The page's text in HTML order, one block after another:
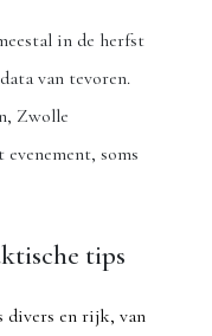
in de herfst
van tevoren.
Zwolle
soms
tips
divers en rijk, van